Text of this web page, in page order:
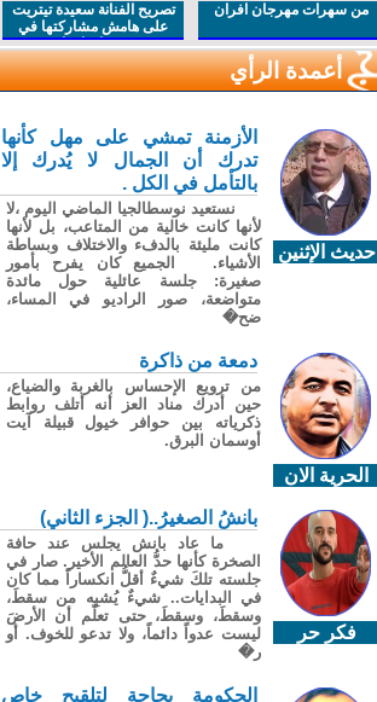
من سهرات مهرجان افران
تصريح الفنانة سعيدة تيتريت
على هامش مشاركتها في
مهرجان افران
أعمدة الرأي
حديث الإثنين
الأزمنة تمشي على مهل كأنها
تدرك أن الجمال لا يُدرك إلا
بالتأمل في الكل .
نستعيد نوسطالجيا الماضي اليوم ،لا
لأنها كانت خالية من المتاعب، بل لأنها
كانت مليئة بالدفء والاختلاف وبساطة
الأشياء. الجميع كان يفرح بأمور
صغيرة: جلسة عائلية حول مائدة
متواضعة، صور الراديو في المساء،
ضح�
الحرية الان
دمعة من ذاكرة
من ترويع الإحساس بالغربة والضياع،
حين أدرك مناد العز أنه أتلف روابط
ذكرياته بين حوافر خيول قبيلة آيت
أوسمان البرق.
فكر حر
بانشُ الصغيرُ..( الجزء الثاني)
ما عاد بانش يجلس عند حافة
الصخرة كأنها حدُّ العالم الأخير. صار في
جلسته تلكَ شيءٌ أقلُّ انكساراً مما كان
في البدايات.. شيءٌ يُشبِه من سقطَ،
وسقطَ، وسقطَ، حتى تعلّم أن الأرضَ
ليست عدواً دائماً، ولا تدعو للخوف. أو
ر�
الحكومة بحاجة لتلقيح خاص